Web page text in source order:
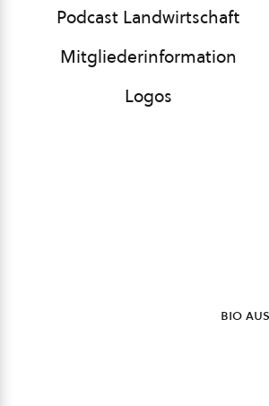
Podcast Landwirtschaft
Mitgliederinformation
Logos
bio